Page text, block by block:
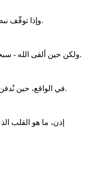
وإذا توقّف نبض القلب الحسّي، سيؤدّي هذا إلى وفاتي.
ولكن حين ألقى الله - سبحانه وتعالى - ما من وجودٍ للقلبِ الحسّي.
في الواقع، حين نُدفن في القبر لن يبقى لنا أي أثر بعد 6 أشهر.
إذن، ما هو القلب